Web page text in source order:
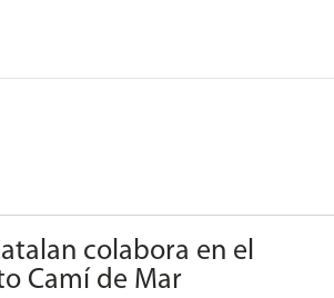
colabora en el
Camí de Mar